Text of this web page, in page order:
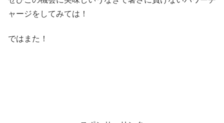
ャージをしてみては！
ではまた！